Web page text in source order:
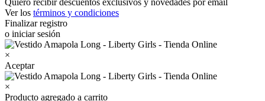
Quiero recibir descuentos exclusivos y novedades por email
Ver los términos y condiciones
Finalizar registro
o iniciar sesión
×
Aceptar
×
Producto agregado a carrito